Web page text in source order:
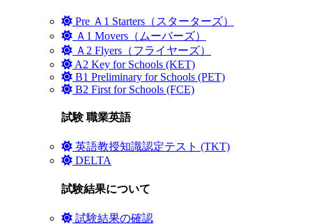
Pre Ａ1 Starters（スターターズ）
Ａ1 Movers（ムーバーズ）
Ａ2 Flyers（フライヤーズ）
A2 Key for Schools (KET)
B1 Preliminary for Schools (PET)
B2 First for Schools (FCE)
試験 職業英語
英語教授知識認定テスト (TKT)
DELTA
試験結果について
試験結果の確認